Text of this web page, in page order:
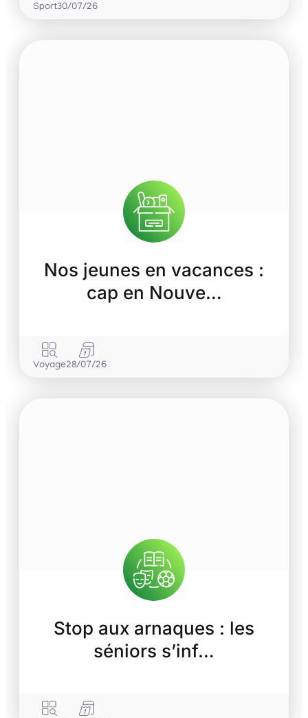
Sport30/07/26
Nos jeunes en vacances :
cap en Nouve…
Voyage28/07/26
Stop aux arnaques : les
séniors s’inf…